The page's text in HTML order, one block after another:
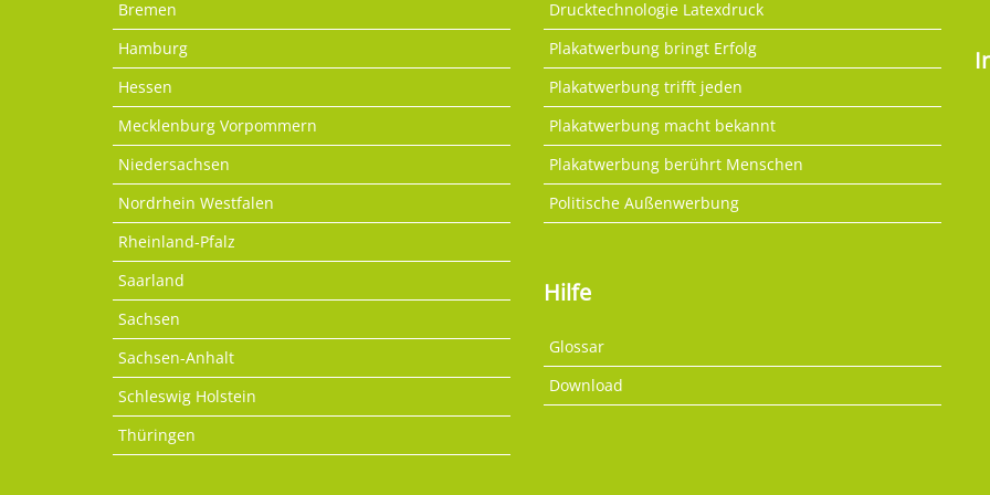
Bremen
Hamburg
Hessen
Mecklenburg Vorpommern
Niedersachsen
Nordrhein Westfalen
Rheinland-Pfalz
Saarland
Sachsen
Sachsen-Anhalt
Schleswig Holstein
Thüringen
Drucktechnologie Latexdruck
Plakatwerbung bringt Erfolg
Plakatwerbung trifft jeden
Plakatwerbung macht bekannt
Plakatwerbung berührt Menschen
Politische Außenwerbung
Hilfe
Glossar
Download